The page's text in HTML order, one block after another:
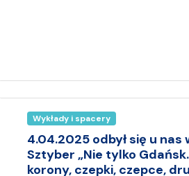
Wykłady i spacery
4.04.2025 odbył się u nas
Sztyber „Nie tylko
korony, czepki, czepce,